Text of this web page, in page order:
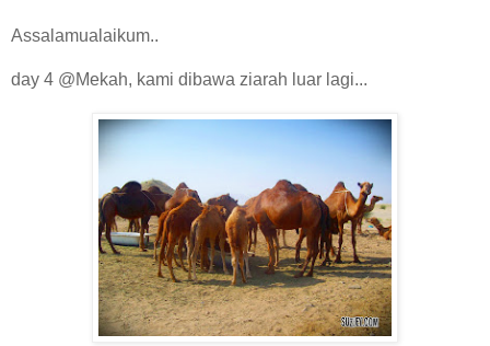
Assalamualaikum..
day 4 @Mekah, kami dibawa ziarah luar lagi...